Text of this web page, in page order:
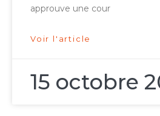
approuve une cour
Voir l'article
15 octobre